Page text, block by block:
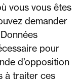
vous vous êtes
demander
pour
d’opposition
à traiter ces